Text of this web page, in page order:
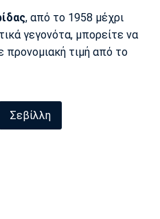
Μπενφίκα
, από το 1958 μέχρι
γεγονότα, μπορείτε να
τιμή από το
Σεβίλλη